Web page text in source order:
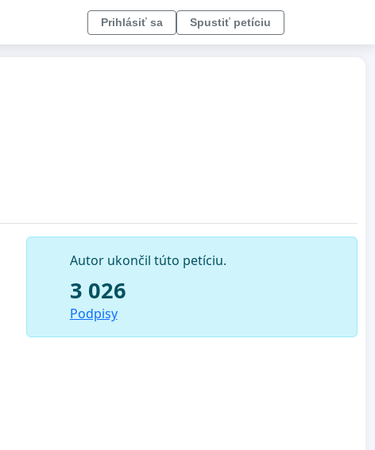
Prihlásiť sa Spustiť petíciu
Autor ukončil túto petíciu.
3 026
Podpisy